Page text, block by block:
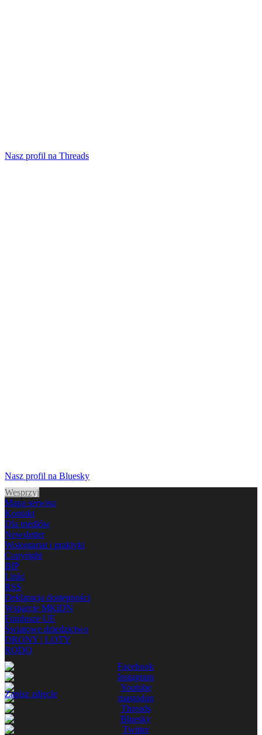
Nasz profil na Threads
Nasz profil na Bluesky
Wesprzyj
Mapa serwisu
Kontakt
Dla mediów
Newsletter
Wolontariat i praktyki
Copyright
BIP
Linki
RSS
Deklaracja dostępności
Wsparcie MKiDN
Fundusze UE
Światowe dziedzictwo
DRONY | LOTY
RODO
Zapisz zdjęcie